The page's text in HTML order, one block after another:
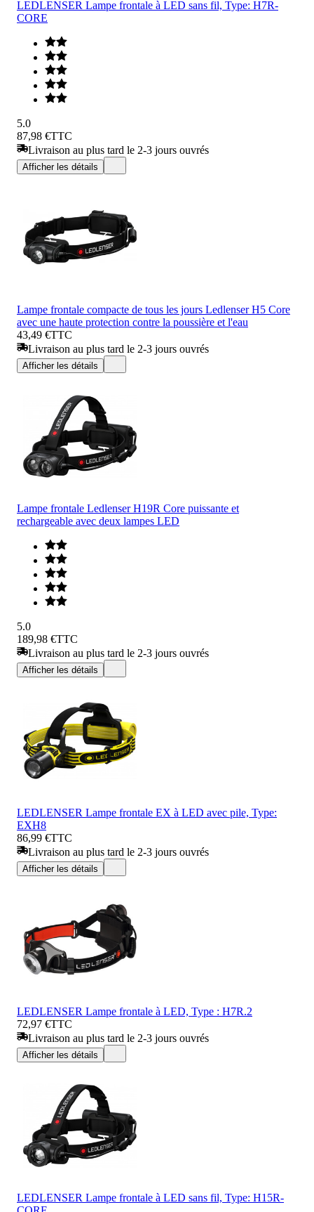
LEDLENSER Lampe frontale à LED sans fil, Type: H7R-
CORE
5.0
87,98 €TTC
Livraison au plus tard le 2-3 jours ouvrés
Afficher les détails
Lampe frontale compacte de tous les jours Ledlenser H5 Core
avec une haute protection contre la poussière et l'eau
43,49 €TTC
Livraison au plus tard le 2-3 jours ouvrés
Afficher les détails
Lampe frontale Ledlenser H19R Core puissante et
rechargeable avec deux lampes LED
5.0
189,98 €TTC
Livraison au plus tard le 2-3 jours ouvrés
Afficher les détails
LEDLENSER Lampe frontale EX à LED avec pile, Type:
EXH8
86,99 €TTC
Livraison au plus tard le 2-3 jours ouvrés
Afficher les détails
LEDLENSER Lampe frontale à LED, Type : H7R.2
72,97 €TTC
Livraison au plus tard le 2-3 jours ouvrés
Afficher les détails
LEDLENSER Lampe frontale à LED sans fil, Type: H15R-